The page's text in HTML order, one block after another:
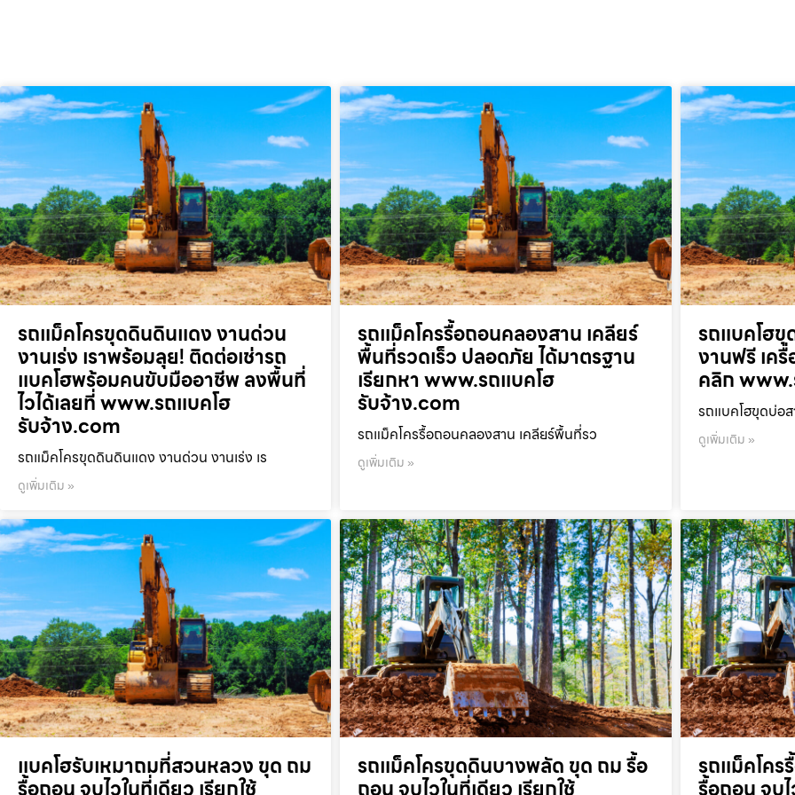
รถแม็คโครขุดดินดินแดง งานด่วน
งานเร่ง เราพร้อมลุย! ติดต่อเช่ารถ
แบคโฮพร้อมคนขับมืออาชีพ ลงพื้นที่
ไวได้เลยที่ www.รถแบคโฮ
รับจ้าง.com
รถแม็คโครขุดดินดินแดง งานด่วน งานเร่ง เร
ดูเพิ่มเติม »
รถแม็คโครรื้อถอนคลองสาน เคลียร์
พื้นที่รวดเร็ว ปลอดภัย ได้มาตรฐาน
เรียกหา www.รถแบคโฮ
รับจ้าง.com
รถแม็คโครรื้อถอนคลองสาน เคลียร์พื้นที่รว
ดูเพิ่มเติม »
รถแบคโฮขุ
งานฟรี เค
คลิก
รถแบคโฮขุดบ่อส
ดูเพิ่มเติม »
แบคโฮรับเหมาถมที่สวนหลวง ขุด ถม รถแม็คโครขุดดินบางพลัด ขุด ถม รื้อ รถแม็คโค